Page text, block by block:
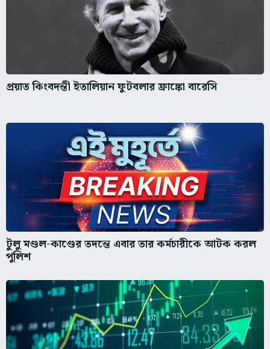
প্রয়াত কিংবদন্তী ইতালিয়ান ফুটবলার ফ্রাঙ্কো বারেসি
টুলু মণ্ডল-কাণ্ডের তদন্তে এবার তার কর্মচারীকে আটক করল
পুলিশ